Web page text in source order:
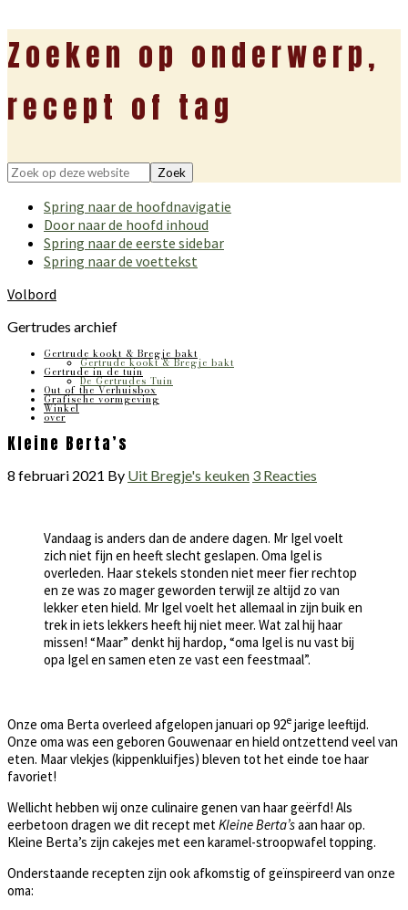
Zoeken op onderwerp,
recept of tag
Zoek
deze
website
Spring naar de hoofdnavigatie
Door naar de hoofd inhoud
Spring naar de eerste sidebar
Spring naar de voettekst
Volbord
Gertrudes archief
Gertrude kookt & Bregje bakt
Gertrude kookt & Bregje bakt
Gertrude in de tuin
De Gertrudes Tuin
Out of the Verhuisbox
Grafische vormgeving
Winkel
over
Kleine Berta’s
8 februari 2021 By Uit Bregje's keuken 3 Reacties
Vandaag is anders dan de andere dagen. Mr Igel voelt
zich niet fijn en heeft slecht geslapen. Oma Igel is
overleden. Haar stekels stonden niet meer fier rechtop
en ze was zo mager geworden terwijl ze altijd zo van
lekker eten hield. Mr Igel voelt het allemaal in zijn buik en
trek in iets lekkers heeft hij niet meer. Wat zal hij haar
missen! “Maar” denkt hij hardop, “oma Igel is nu vast bij
opa Igel en samen eten ze vast een feestmaal”.
Onze oma Berta overleed afgelopen januari op 92e jarige leeftijd.
Onze oma was een geboren Gouwenaar en hield ontzettend veel van
eten. Maar vlekjes (kippenkluifjes) bleven tot het einde toe haar
favoriet!
Wellicht hebben wij onze culinaire genen van haar geërfd! Als
eerbetoon dragen we dit recept metKleine Berta’saan haar op.
Kleine Berta’s zijn cakejes met een karamel-stroopwafel topping.
Onderstaande recepten zijn ook afkomstig of geïnspireerd van onze
oma: